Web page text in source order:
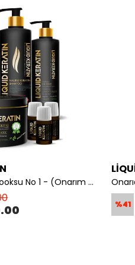
Çift Etkili Saç Botooksu No 1 - (Onarım + Bakım) Keratin Seti - Yanan Yıpranan Kabaran Saçlara
%41